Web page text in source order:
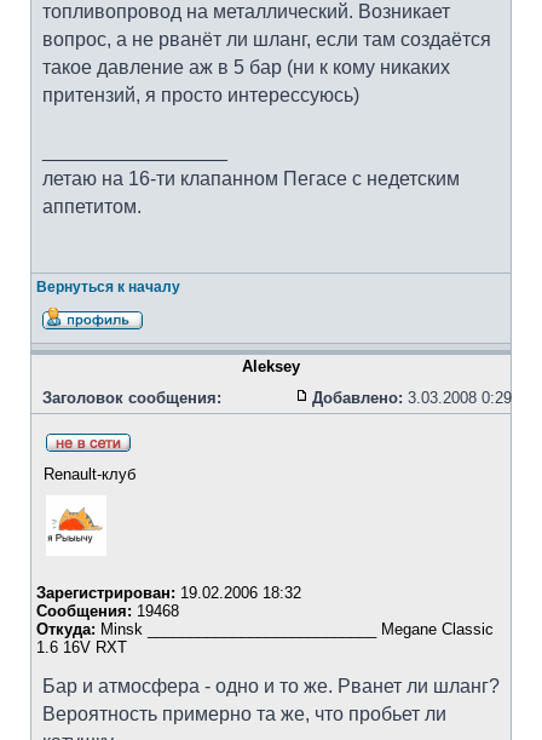
топливопровод на металлический. Возникает
вопрос, а не рванёт ли шланг, если там создаётся
такое давление аж в 5 бар (ни к кому никаких
притензий, я просто интерессуюсь)
летаю на 16-ти клапанном Пегасе с недетским
аппетитом.
Вернуться к началу
Aleksey
Заголовок сообщения:
Добавлено: 3.03.2008 0:29
Renault-клуб
Зарегистрирован: 19.02.2006 18:32
Сообщения: 19468
Откуда: Minsk ___________________________ Megane Classic
1.6 16V RXT
Бар и атмосфера - одно и то же. Рванет ли шланг?
Вероятность примерно та же, что пробьет ли